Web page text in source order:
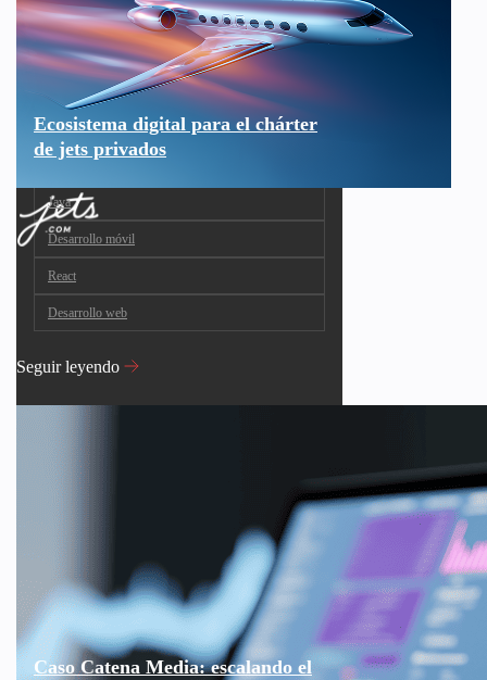
Ecosistema digital para el chárter
de jets privados
Java
Desarrollo móvil
React
Desarrollo web
Seguir leyendo
Caso Catena Media: escalando el